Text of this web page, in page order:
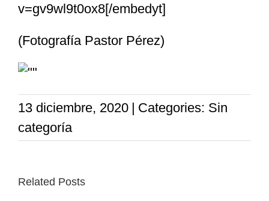
v=gv9wl9t0ox8[/embedyt]
(Fotografía Pastor Pérez)
13 diciembre, 2020 | Categories: Sin
categoría
Related Posts